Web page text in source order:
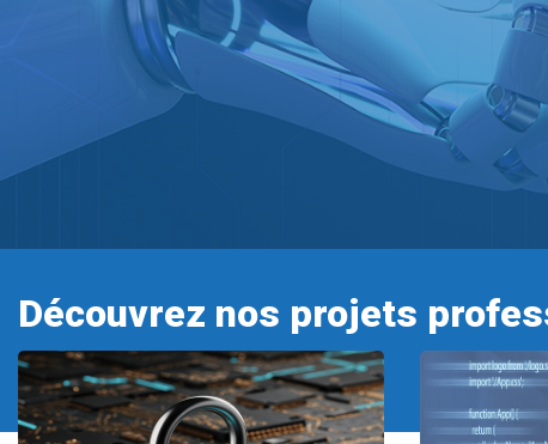
Découvrez nos projets